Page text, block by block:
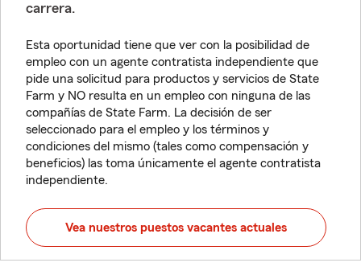
carrera.
Esta oportunidad tiene que ver con la posibilidad de
empleo con un agente contratista independiente que
pide una solicitud para productos y servicios de State
Farm y NO resulta en un empleo con ninguna de las
compañías de State Farm. La decisión de ser
seleccionado para el empleo y los términos y
condiciones del mismo (tales como compensación y
beneficios) las toma únicamente el agente contratista
independiente.
Vea nuestros puestos vacantes actuales